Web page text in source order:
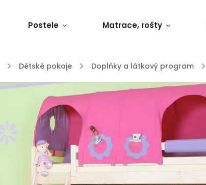
Postele Matrace, rošty
/ Dětské pokoje / Doplňky a látkový program /